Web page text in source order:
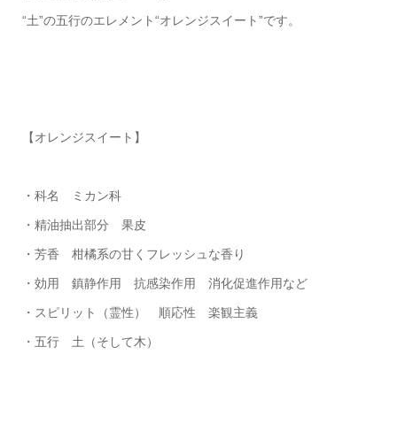
“土”の五行のエレメント“オレンジスイート”です。
【オレンジスイート】
・科名 ミカン科
・精油抽出部分 果皮
・芳香 柑橘系の甘くフレッシュな香り
・効用 鎮静作用 抗感染作用 消化促進作用など
・スピリット（霊性） 順応性 楽観主義
・五行 土（そして木）